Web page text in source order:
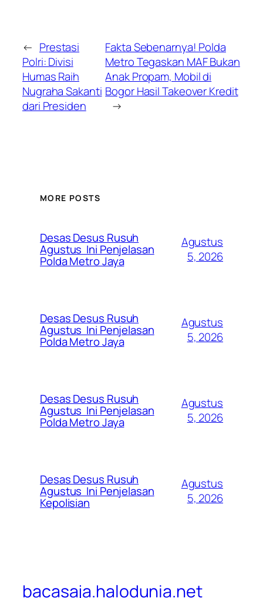
← Prestasi
Polri: Divisi
Humas Raih
Nugraha Sakanti
dari Presiden
Fakta Sebenarnya! Polda
Metro Tegaskan MAF Bukan
Anak Propam, Mobil di
Bogor Hasil Takeover Kredit
→
MORE POSTS
Desas Desus Rusuh
Agustus Ini Penjelasan
Polda Metro Jaya
Agustus
5, 2026
Desas Desus Rusuh
Agustus Ini Penjelasan
Polda Metro Jaya
Agustus
5, 2026
Desas Desus Rusuh
Agustus Ini Penjelasan
Polda Metro Jaya
Agustus
5, 2026
Desas Desus Rusuh
Agustus Ini Penjelasan
Kepolisian
Agustus
5, 2026
bacasaja.halodunia.net